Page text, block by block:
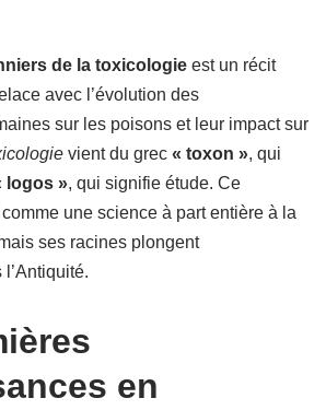
de la toxicologie est un récit
avec l’évolution des
sur les poisons et leur impact sur
vient du grec « toxon », qui
logos », qui signifie étude. Ce
une science à part entière à la
ses racines plongent
en